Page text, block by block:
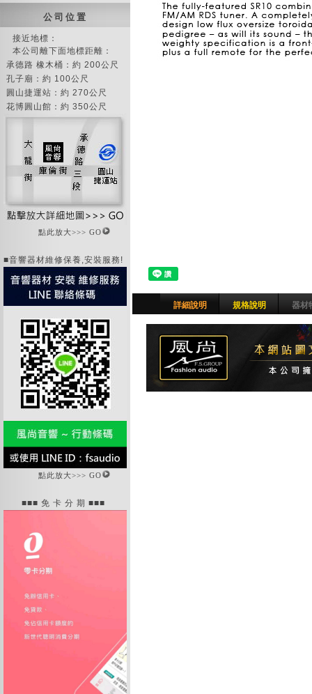
公 司 位 置
接近地標：
本公司離下面地標距離：
承德路 橡木桶：約 200公尺
孔子廟：約 100公尺
圓山捷運站：約 270公尺
花博圓山館：約 350公尺
點此放大>>> GO
■音響器材維修保養,安裝服務!
點此放大>>> GO
■■■ 免 卡 分 期 ■■■
詳細說明 規格說明 器材